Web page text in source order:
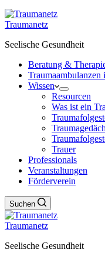
Traumanetz
Seelische Gesundheit
Beratung &
Traumaambulanzen
Wissen
Resourcen
Was ist ein
Trauer
Professionals
Veranstaltungen
Förderverein
Suchen
Traumanetz
Seelische Gesundheit